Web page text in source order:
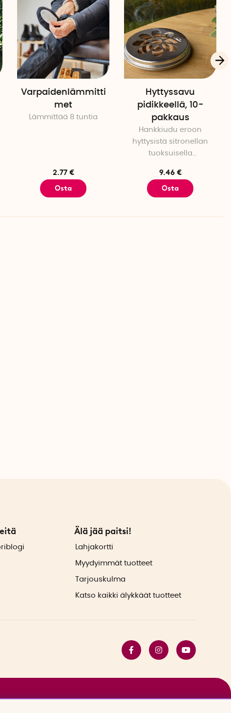
Varpaidenlämmitti
met
Lämmittää 8 tuntia
2.77 €
Osta
Hyttyssavu
pidikkeellä, 10-
pakkaus
Hankkiudu eroon
hyttysistä sitronellan
tuoksuisella
9.46 €
Osta
Älä jää paitsi!
Lahjakortti
Myydyimmät tuotteet
Tarjouskulma
Katso kaikki älykkäät tuotteet